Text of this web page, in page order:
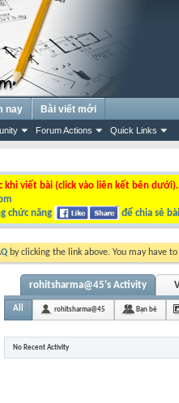
Forum Actions Quick Links
nay Bài viết mới
khi viết bài (click vào liên kết bên dưới).
chức năng để chia sẻ
by clicking the link above. You may have to
rohitsharma@45's Activity
All rohitsharma@45 Bạn bè
No Recent Activity